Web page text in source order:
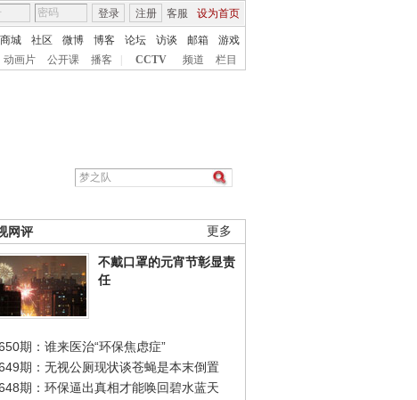
客服 设为首页
登录 注册
商城 社区 微博 博客 论坛 访谈 邮箱
游戏
动画片 公开课 播客 CCTV 频道 栏目
更多
网评
不戴口罩的元宵节彰显责
任
期：谁来医治“环保焦虑症”
期：无视公厕现状谈苍蝇是本末倒置
期：环保逼出真相才能唤回碧水蓝天